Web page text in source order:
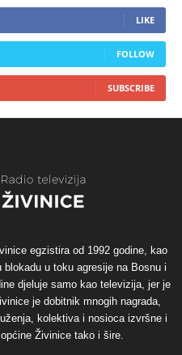
LIKE
FOLLOW
SUBSCRIBE
egzistira od 1992 godine, kao
u toku agresije na Bosnu i
djeluje samo kao televizija, jer je
je dobitnik mnogih nagrada,
kolektiva i nosioca izvršne i
Živinice tako i šire.